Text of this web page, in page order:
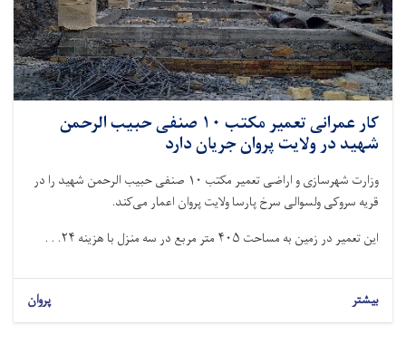
کار عمرانی تعمیر مکتب ۱۰ صنفی حبیب الرحمن
شهید در ولایت پروان جریان دارد
وزارت شهرسازی و اراضی تعمیر مکتب ۱۰ صنفی حبیب الرحمن شهید را در
قریه سروکی ولسوالی سرخ پارسا ولایت پروان اعمار می‌کند.
این تعمیر در زمین به مساحت ۴۰۵ متر مربع در سه منزل با هزینه ۲۴. . .
بیشتر پروان